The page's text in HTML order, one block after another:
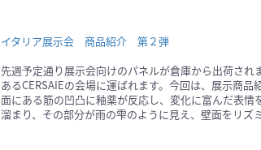
イタリア展示会 商品紹介 第２弾
先週予定通り展示会向けのパネルが倉庫から出荷さ
あるCERSAIEの会場に運ばれます。今回は、展示商
面にある筋の凹凸に釉薬が反応し、変化に富んだ表
溜まり、その部分が雨の雫のように見え、壁面をリズ